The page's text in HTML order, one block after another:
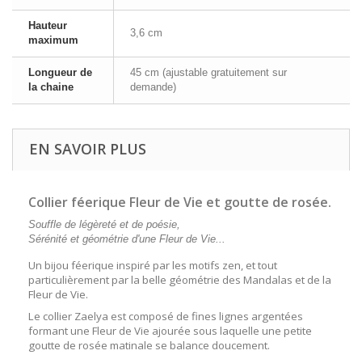
Hauteur
maximum
3,6 cm
Longueur de
la chaine
45 cm (ajustable gratuitement sur
demande)
EN SAVOIR PLUS
Collier féerique Fleur de Vie et goutte de rosée.
Souffle de légèreté et de poésie,
Sérénité et géométrie d'une Fleur de Vie...
Un bijou féerique inspiré par les motifs zen, et tout
particulièrement par la belle géométrie des Mandalas et de la
Fleur de Vie.
Le collier Zaelya est composé de fines lignes argentées
formant une Fleur de Vie ajourée sous laquelle une petite
goutte de rosée matinale se balance doucement.